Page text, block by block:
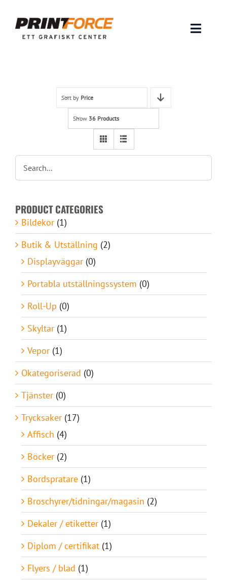
content
Toggle
INSPIRATION
Lämna original & filer
Om oss
Kontakt
Sort by Price
Show 36 Products
PRODUCT CATEGORIES
Bildekor (1)
Butik & Utställning (2)
Displayväggar (0)
Portabla utställningssystem (0)
Roll-Up (0)
Skyltar (1)
Vepor (1)
Okategoriserad (0)
Tjänster (0)
Trycksaker (17)
Affisch (4)
Böcker (2)
Bordspratare (1)
Broschyrer/tidningar/magasin (2)
Dekaler / etiketter (1)
Diplom / certifikat (1)
Flyers / blad (1)